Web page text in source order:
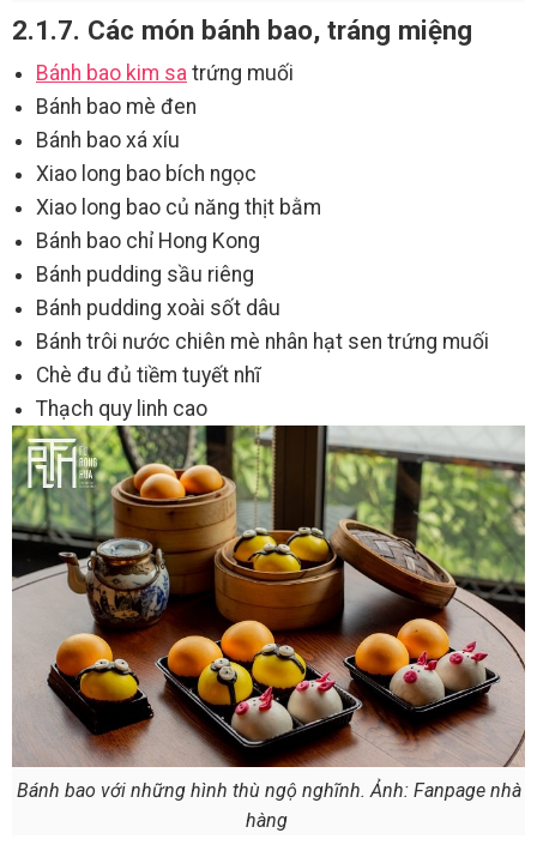
2.1.7. Các món bánh bao, tráng miệng
Bánh bao kim sa trứng muối
Bánh bao mè đen
Bánh bao xá xíu
Xiao long bao bích ngọc
Xiao long bao củ năng thịt bằm
Bánh bao chỉ Hong Kong
Bánh pudding sầu riêng
Bánh pudding xoài sốt dâu
Bánh trôi nước chiên mè nhân hạt sen trứng muối
Chè đu đủ tiềm tuyết nhĩ
Thạch quy linh cao
Bánh bao với những hình thù ngộ nghĩnh. Ảnh: Fanpage nhà
hàng